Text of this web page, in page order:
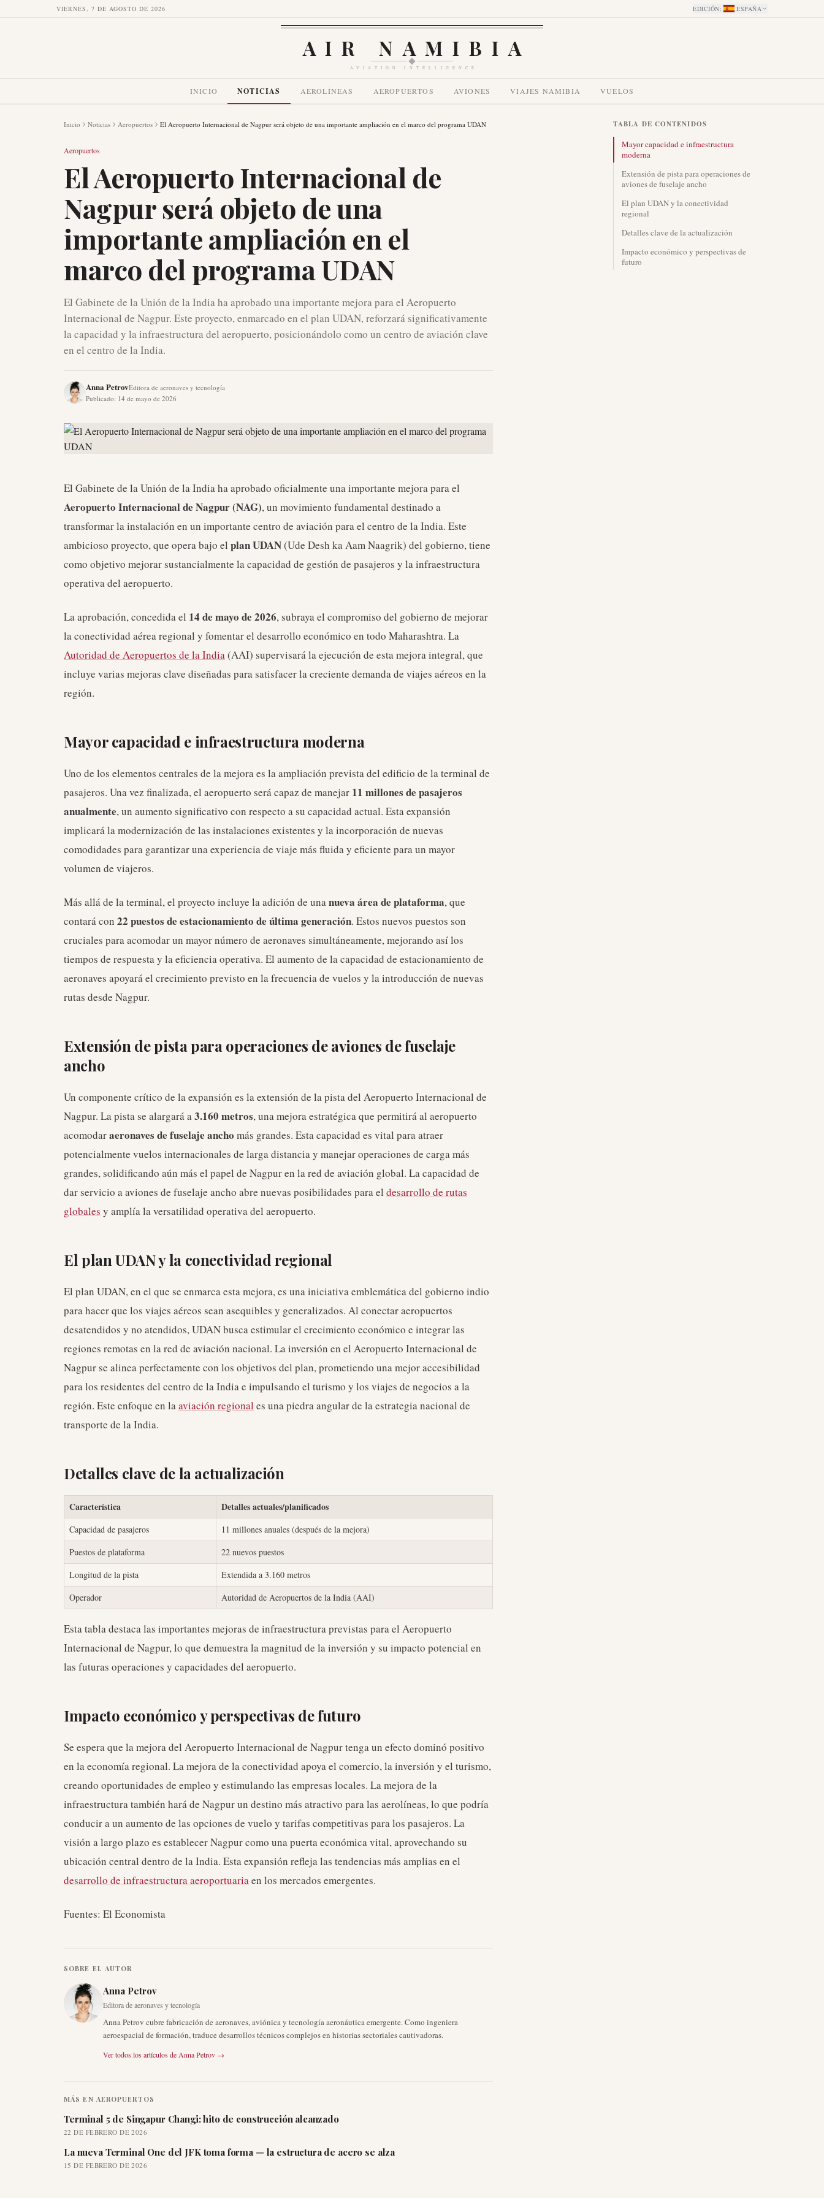
VIERNES, 7 DE AGOSTO DE 2026 EDICIÓN: ESPAÑA
AIR NAMIBIA
AVIATION INTELLIGENCE
INICIO NOTICIAS AEROLÍNEAS AEROPUERTOS AVIONES VIAJES NAMIBIA VUELOS
Inicio Noticias Aeropuertos El Aeropuerto Internacional de Nagpur será objeto de una importante ampliación en el marco del programa UDAN
Aeropuertos
El Aeropuerto Internacional de
Nagpur será objeto de una
importante ampliación en el
marco del programa UDAN
El Gabinete de la Unión de la India ha aprobado una importante mejora para el Aeropuerto
Internacional de Nagpur. Este proyecto, enmarcado en el plan UDAN, reforzará significativamente
la capacidad y la infraestructura del aeropuerto, posicionándolo como un centro de aviación clave
en el centro de la India.
Anna PetrovEditora de aeronaves y tecnología
Publicado: 14 de mayo de 2026
El Gabinete de la Unión de la India ha aprobado oficialmente una importante mejora para el
Aeropuerto Internacional de Nagpur (NAG), un movimiento fundamental destinado a
transformar la instalación en un importante centro de aviación para el centro de la India. Este
ambicioso proyecto, que opera bajo el plan UDAN(Ude Desh ka Aam Naagrik) del gobierno, tiene
como objetivo mejorar sustancialmente la capacidad de gestión de pasajeros y la infraestructura
operativa del aeropuerto.
La aprobación, concedida el 14 de mayo de 2026, subraya el compromiso del gobierno de mejorar
la conectividad aérea regional y fomentar el desarrollo económico en todo Maharashtra. La
Autoridad de Aeropuertos de la India(AAI) supervisará la ejecución de esta mejora integral, que
incluye varias mejoras clave diseñadas para satisfacer la creciente demanda de viajes aéreos en la
región.
Mayor capacidad e infraestructura moderna
Uno de los elementos centrales de la mejora es la ampliación prevista del edificio de la terminal de
pasajeros. Una vez finalizada, el aeropuerto será capaz de manejar 11 millones de pasajeros
anualmente, un aumento significativo con respecto a su capacidad actual. Esta expansión
implicará la modernización de las instalaciones existentes y la incorporación de nuevas
comodidades para garantizar una experiencia de viaje más fluida y eficiente para un mayor
volumen de viajeros.
Más allá de la terminal, el proyecto incluye la adición de unanueva área de plataforma, que
contará con 22 puestos de estacionamiento de última generación. Estos nuevos puestos son
cruciales para acomodar un mayor número de aeronaves simultáneamente, mejorando así los
tiempos de respuesta y la eficiencia operativa. El aumento de la capacidad de estacionamiento de
aeronaves apoyará el crecimiento previsto en la frecuencia de vuelos y la introducción de nuevas
rutas desde Nagpur.
Extensión de pista para operaciones de aviones de fuselaje
ancho
Un componente crítico de la expansión es la extensión de la pista del Aeropuerto Internacional de
Nagpur. La pista se alargará a3.160 metros, una mejora estratégica que permitirá al aeropuerto
acomodaraeronaves de fuselaje ancho más grandes. Esta capacidad es vital para atraer
potencialmente vuelos internacionales de larga distancia y manejar operaciones de carga más
grandes, solidificando aún más el papel de Nagpur en la red de aviación global. La capacidad de
dar servicio a aviones de fuselaje ancho abre nuevas posibilidades para el desarrollo de rutas
globales y amplía la versatilidad operativa del aeropuerto.
El plan UDAN y la conectividad regional
El plan UDAN, en el que se enmarca esta mejora, es una iniciativa emblemática del gobierno indio
para hacer que los viajes aéreos sean asequibles y generalizados. Al conectar aeropuertos
desatendidos y no atendidos, UDAN busca estimular el crecimiento económico e integrar las
regiones remotas en la red de aviación nacional. La inversión en el Aeropuerto Internacional de
Nagpur se alinea perfectamente con los objetivos del plan, prometiendo una mejor accesibilidad
para los residentes del centro de la India e impulsando el turismo y los viajes de negocios a la
región. Este enfoque en laaviación regional es una piedra angular de la estrategia nacional de
transporte de la India.
Detalles clave de la actualización
Característica Detalles actuales/planificados
Capacidad de pasajeros
11 millones anuales (después de la mejora)
Puestos de plataforma
22 nuevos puestos
Longitud de la pista
Extendida a 3.160 metros
Operador
Autoridad de Aeropuertos de la India (AAI)
Esta tabla destaca las importantes mejoras de infraestructura previstas para el Aeropuerto
Internacional de Nagpur, lo que demuestra la magnitud de la inversión y su impacto potencial en
las futuras operaciones y capacidades del aeropuerto.
Impacto económico y perspectivas de futuro
Se espera que la mejora del Aeropuerto Internacional de Nagpur tenga un efecto dominó positivo
en la economía regional. La mejora de la conectividad apoya el comercio, la inversión y el turismo,
creando oportunidades de empleo y estimulando las empresas locales. La mejora de la
infraestructura también hará de Nagpur un destino más atractivo para las aerolíneas, lo que podría
conducir a un aumento de las opciones de vuelo y tarifas competitivas para los pasajeros. La
visión a largo plazo es establecer Nagpur como una puerta económica vital, aprovechando su
ubicación central dentro de la India. Esta expansión refleja las tendencias más amplias en el
desarrollo de infraestructura aeroportuariaen los mercados emergentes.
Fuentes: El Economista
SOBRE EL AUTOR
Anna Petrov
Editora de aeronaves y tecnología
Anna Petrov cubre fabricación de aeronaves, aviónica y tecnología aeronáutica emergente. Como ingeniera
aeroespacial de formación, traduce desarrollos técnicos complejos en historias sectoriales cautivadoras.
Ver todos los artículos de Anna Petrov →
MÁS EN AEROPUERTOS
Terminal 5 de Singapur Changi: hito de construcción alcanzado
22 DE FEBRERO DE 2026
La nueva Terminal One del JFK toma forma — la estructura de acero se alza
15 DE FEBRERO DE 2026
TABLA DE CONTENIDOS
Mayor capacidad e infraestructura
moderna
Extensión de pista para operaciones de
aviones de fuselaje ancho
El plan UDAN y la conectividad
regional
Detalles clave de la actualización
Impacto económico y perspectivas de
futuro